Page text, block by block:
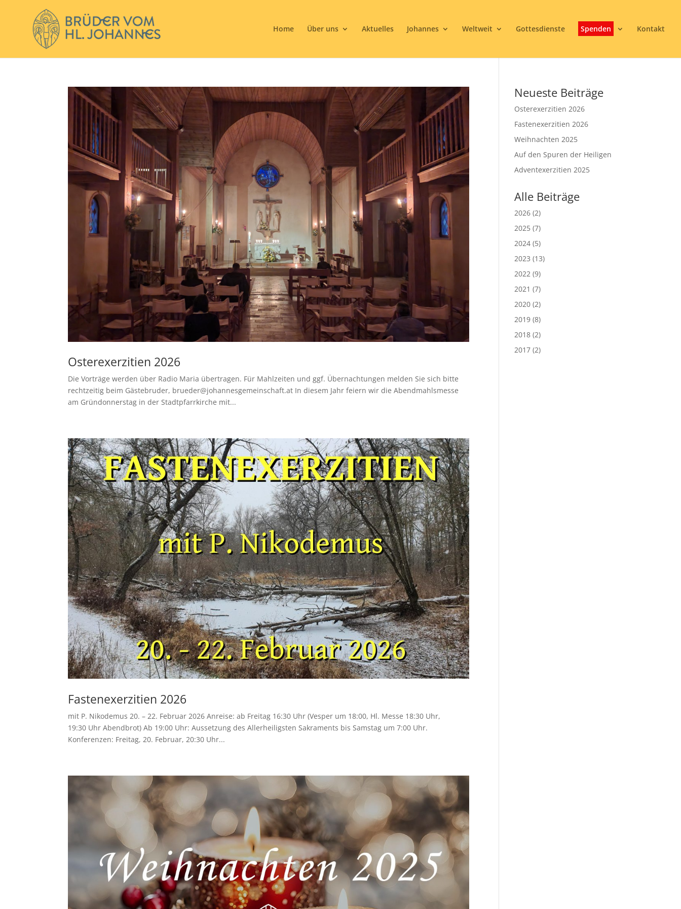
Home Über uns Aktuelles Johannes Weltweit Gottesdienste Spenden Kontakt
Osterexerzitien 2026
Die Vorträge werden über Radio Maria übertragen. Für Mahlzeiten und ggf. Übernachtungen melden Sie sich bitte
rechtzeitig beim Gästebruder, brueder@johannesgemeinschaft.at In diesem Jahr feiern wir die Abendmahlsmesse
am Gründonnerstag in der Stadtpfarrkirche mit...
Fastenexerzitien 2026
mit P. Nikodemus 20. – 22. Februar 2026 Anreise: ab Freitag 16:30 Uhr (Vesper um 18:00, Hl. Messe 18:30 Uhr,
19:30 Uhr Abendbrot) Ab 19:00 Uhr: Aussetzung des Allerheiligsten Sakraments bis Samstag um 7:00 Uhr.
Konferenzen: Freitag, 20. Februar, 20:30 Uhr...
Neueste Beiträge
Osterexerzitien 2026
Fastenexerzitien 2026
Weihnachten 2025
Auf den Spuren der Heiligen
Adventexerzitien 2025
Alle Beiträge
2026 (2)
2025 (7)
2024 (5)
2023 (13)
2022 (9)
2021 (7)
2020 (2)
2019 (8)
2018 (2)
2017 (2)